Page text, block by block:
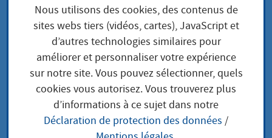
Als Einzelkaufmann anmelden
Als Einzelkaufmann
anmelden
Nous utilisons des cookies, des contenus de
sites webs tiers (vidéos, cartes), JavaScript et
d’autres technologies similaires pour
améliorer et personnaliser votre expérience
sur notre site. Vous pouvez sélectionner, quels
cookies vous autorisez. Vous trouverez plus
d’informations à ce sujet dans notre
Déclaration de protection des données /